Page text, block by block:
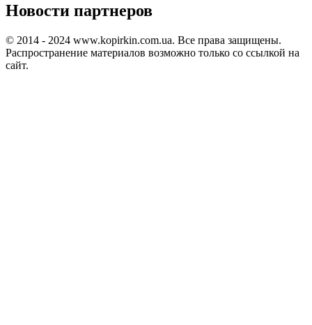
Новости партнеров
© 2014 - 2024 www.kopirkin.com.ua. Все права защищены.
Распространение материалов возможно только со ссылкой на
сайт.